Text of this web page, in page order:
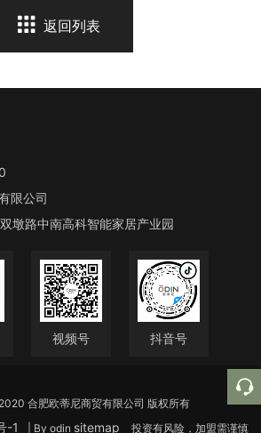
返回列表
限公司
墩路中南高科智能家居产业园
视频号 抖音号
合肥欧蒂尼商贸有限公司 版权所有
-1 | By odin sitemap 投资有风险，加盟需谨慎